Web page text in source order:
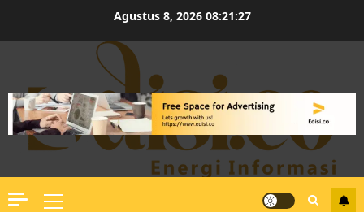
Agustus 8, 2026 08:21:28
Primary